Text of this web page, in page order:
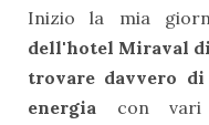
Inizio la mia
dell'hotel Miraval
trovare davvero
energia con vari